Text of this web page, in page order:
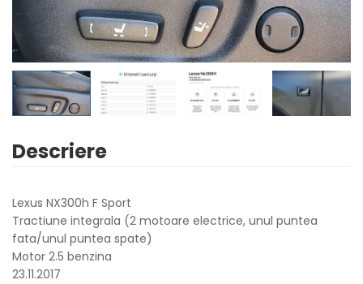
Descriere
Lexus NX300h F Sport
Tractiune integrala (2 motoare electrice, unul puntea
fata/unul puntea spate)
Motor 2.5 benzina
23.11.2017